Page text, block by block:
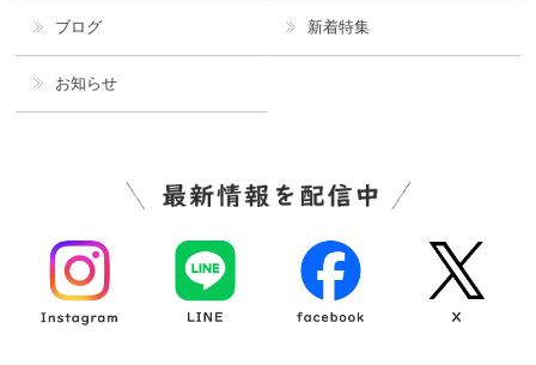
ブログ 新着特集
お知らせ